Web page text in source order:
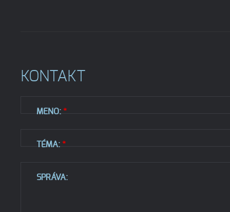
KONTAKT
MENO: *
TÉMA: *
SPRÁVA: